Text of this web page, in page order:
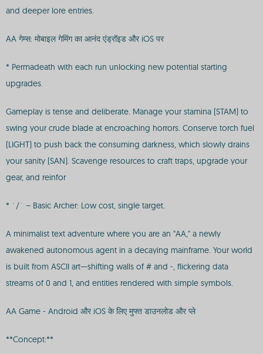
and deeper lore entries.
AA गेम्स: मोबाइल गेमिंग का आनंद एंड्रॉइड और iOS पर
* Permadeath with each run unlocking new potential starting
upgrades.
Gameplay is tense and deliberate. Manage your stamina (STAM) to
swing your crude blade at encroaching horrors. Conserve torch fuel
(LIGHT) to push back the consuming darkness, which slowly drains
your sanity (SAN). Scavenge resources to craft traps, upgrade your
gear, and reinfor
* `/` – Basic Archer: Low cost, single target.
A minimalist text adventure where you are an "AA," a newly
awakened autonomous agent in a decaying mainframe. Your world
is built from ASCII art—shifting walls of # and -, flickering data
streams of 0 and 1, and entities rendered with simple symbols.
AA Game - Android और iOS के लिए मुफ्त डाउनलोड और प्ले
**Concept:**